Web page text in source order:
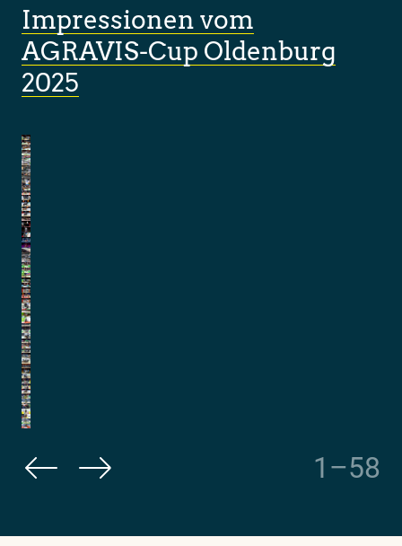
Impressionen vom
AGRAVIS-Cup Oldenburg
2025
1 –58